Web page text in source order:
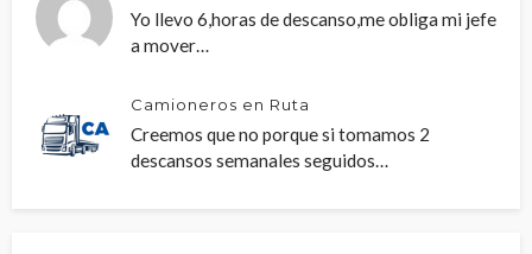
Yo llevo 6,horas de descanso,me obliga mi jefe
a mover…
Camioneros en Ruta
Creemos que no porque si tomamos 2
descansos semanales seguidos…